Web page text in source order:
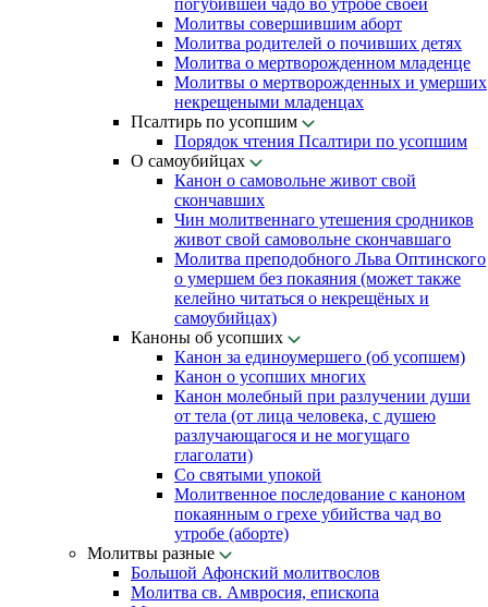
погубившей чадо во утробе своей
Молитвы совершившим аборт
Молитва родителей о почивших детях
Молитва о мертворожденном младенце
Молитвы о мертворожденных и умерших
некрещеными младенцах
Псалтирь по усопшим
Порядок чтения Псалтири по усопшим
О самоубийцах
Канон о самовольне живот свой
скончавших
Чин молитвеннаго утешения сродников
живот свой самовольне скончавшаго
Молитва преподобного Льва Оптинского
о умершем без покаяния (может также
келейно читаться о некрещёных и
самоубийцах)
Каноны об усопших
Канон за единоумершего (об усопшем)
Канон о усопших многих
Канон молебный при разлучении души
от тела (от лица человека, с душею
разлучающагося и не могущаго
глаголати)
Со святыми упокой
Молитвенное последование с каноном
покаянным о грехе убийства чад во
утробе (аборте)
Молитвы разные
Большой Афонский молитвослов
Молитва св. Амвросия, епископа